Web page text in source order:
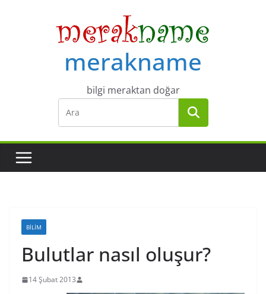
merakname
bilgi meraktan doğar
BILIM
Bulutlar nasıl oluşur?
14 Şubat 2013